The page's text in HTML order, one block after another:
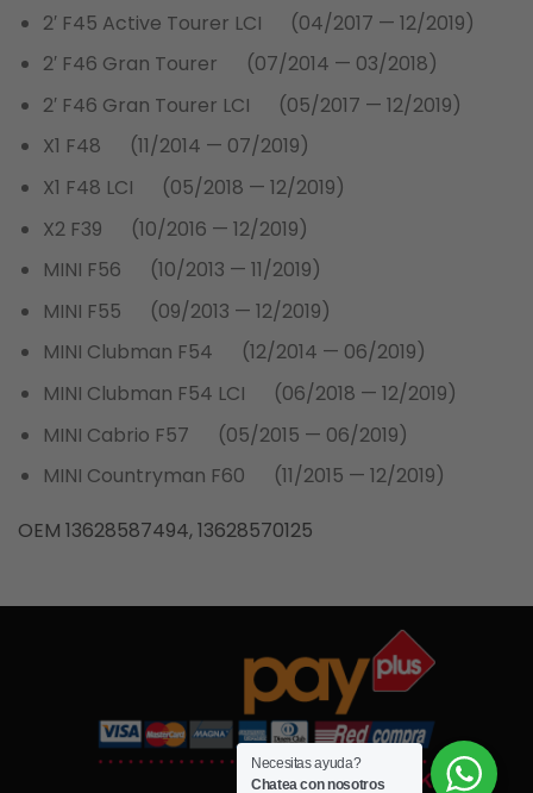
2′ F45 Active Tourer LCI (04/2017 — 12/2019)
2′ F46 Gran Tourer (07/2014 — 03/2018)
2′ F46 Gran Tourer LCI (05/2017 — 12/2019)
X1 F48 (11/2014 — 07/2019)
X1 F48 LCI (05/2018 — 12/2019)
X2 F39 (10/2016 — 12/2019)
MINI F56 (10/2013 — 11/2019)
MINI F55 (09/2013 — 12/2019)
MINI Clubman F54 (12/2014 — 06/2019)
MINI Clubman F54 LCI (06/2018 — 12/2019)
MINI Cabrio F57 (05/2015 — 06/2019)
MINI Countryman F60 (11/2015 — 12/2019)
OEM 13628587494, 13628570125
Necesitas ayuda?
Chatea con nosotros